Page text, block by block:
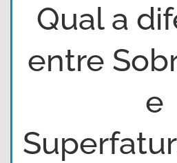
Qual a
entre
e